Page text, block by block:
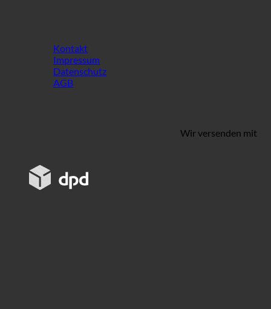
Kontakt
Impressum
Datenschutz
AGB
Wir versenden mit